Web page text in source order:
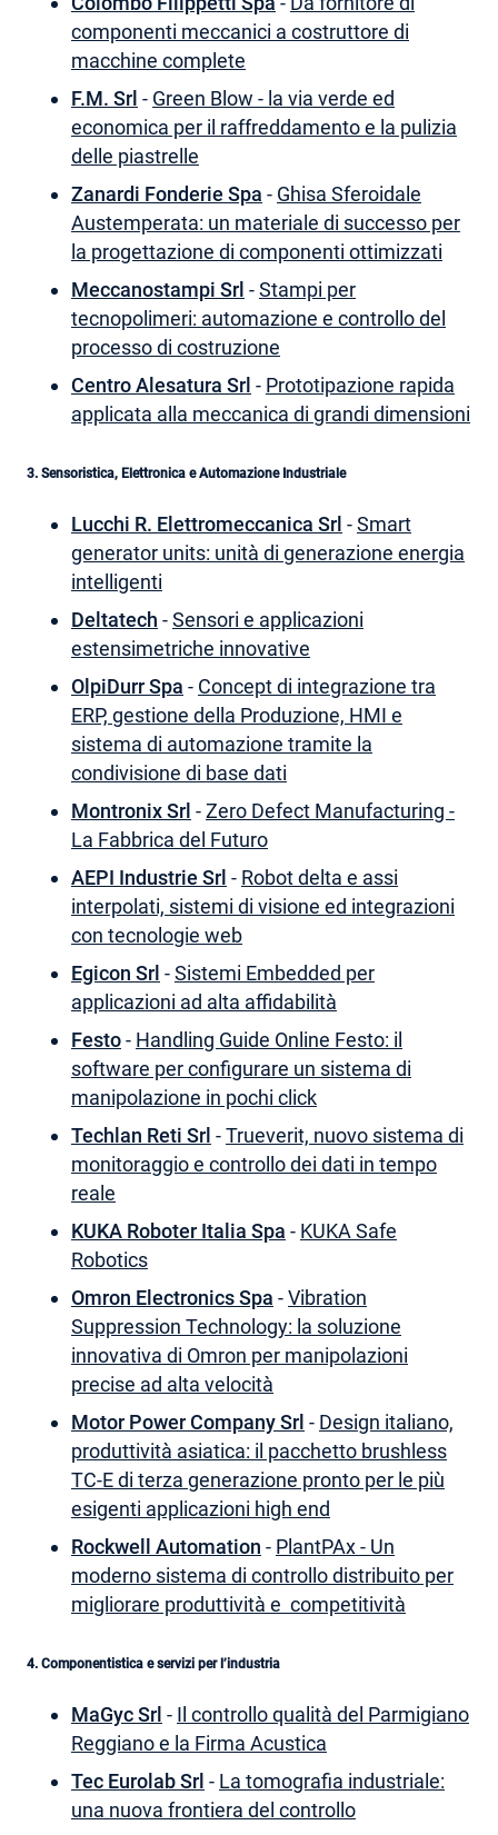
componenti meccanici a costruttore di
macchine complete
F.M. Srl - Green Blow - la via verde ed
economica per il raffreddamento e la pulizia
delle piastrelle
Zanardi Fonderie Spa - Ghisa Sferoidale
Austemperata: un materiale di successo per
la progettazione di componenti ottimizzati
Meccanostampi Srl -Stampi per
tecnopolimeri: automazione e controllo del
processo di costruzione
Centro Alesatura Srl - Prototipazione rapida
applicata alla meccanica di grandi dimensioni
3. Sensoristica, Elettronica e Automazione Industriale
Lucchi R. Elettromeccanica Srl -Smart
generator units: unità di generazione energia
intelligenti
Deltatech -Sensori e applicazioni
estensimetriche innovative
OlpiDurr Spa - Concept di integrazione tra
ERP, gestione della Produzione, HMI e
sistema di automazione tramite la
condivisione di base dati
Montronix Srl -Zero Defect Manufacturing -
La Fabbrica del Futuro
AEPI Industrie Srl - Robot delta e assi
interpolati, sistemi di visione ed integrazioni
con tecnologie web
Egicon Srl -Sistemi Embedded per
applicazioni ad alta affidabilità
Festo- Handling Guide Online Festo: il
software per configurare un sistema di
manipolazione in pochi click
Techlan Reti Srl -Trueverit, nuovo sistema di
monitoraggio e controllo dei dati in tempo
reale
KUKA Roboter Italia Spa - KUKA Safe
Robotics
Omron Electronics Spa -Vibration
Suppression Technology: la soluzione
innovativa di Omron per manipolazioni
precise ad alta velocità
Motor Power Company Srl - Design italiano,
produttività asiatica: il pacchetto brushless
TC-E di terza generazione pronto per le più
esigenti applicazioni high end
Rockwell Automation - PlantPAx - Un
moderno sistema di controllo distribuito per
migliorare produttività e competitività
4. Componentistica e servizi per l’industria
MaGyc Srl - Il controllo qualità del Parmigiano
Reggiano e la Firma Acustica
Tec Eurolab Srl - La tomografia industriale:
una nuova frontiera del controllo